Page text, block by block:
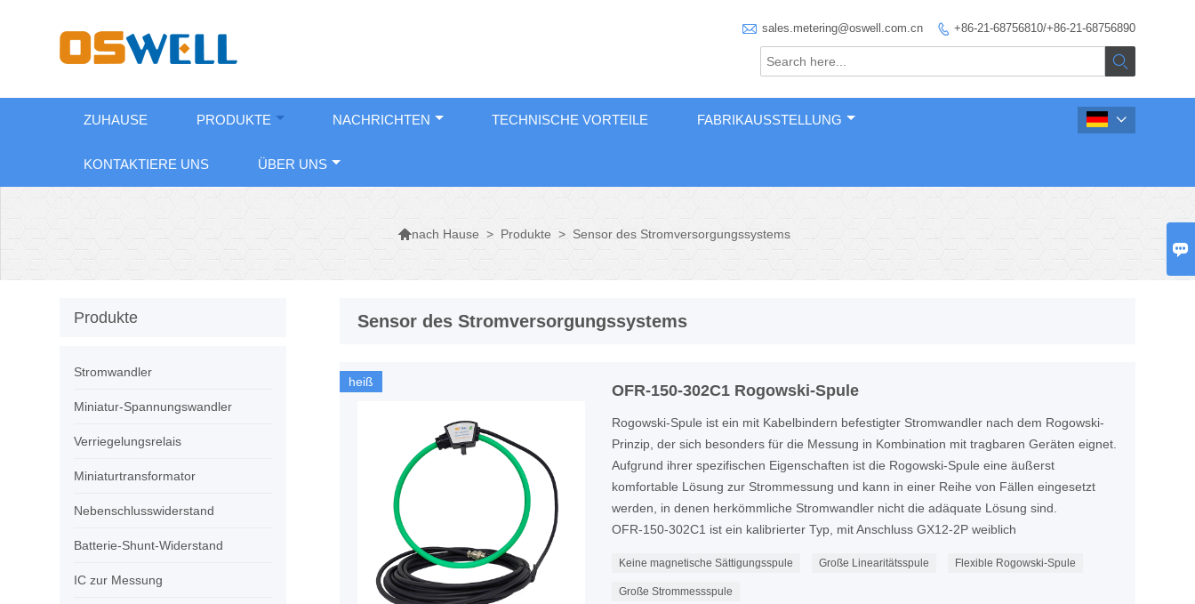

 sales.metering@oswell.com.cn  +86-21-68756810/+86-21-68756890

ZUHAUSE PRODUKTE NACHRICHTEN TECHNISCHE VORTEILE FABRIKAUSSTELLUNG
KONTAKTIERE UNS ÜBER UNS

nach Hause > Produkte > Sensor des Stromversorgungssystems
Sensor des Stromversorgungssystems
heiß OFR-150-302C1 Rogowski-Spule
Rogowski-Spule ist ein mit Kabelbindern befestigter Stromwandler nach dem Rogowski-
Prinzip, der sich besonders für die Messung in Kombination mit tragbaren Geräten eignet.
Aufgrund ihrer spezifischen Eigenschaften ist die Rogowski-Spule eine äußerst
komfortable Lösung zur Strommessung und kann in einer Reihe von Fällen eingesetzt
werden, in denen herkömmliche Stromwandler nicht die adäquate Lösung sind.
OFR-150-302C1 ist ein kalibrierter Typ, mit Anschluss GX12-2P weiblich
Keine magnetische Sättigungsspule Große Linearitätsspule Flexible Rogowski-Spule
Große Strommessspule
Produkte
Stromwandler
Miniatur-Spannungswandler
Verriegelungsrelais
Miniaturtransformator
Nebenschlusswiderstand
Batterie-Shunt-Widerstand
IC zur Messung